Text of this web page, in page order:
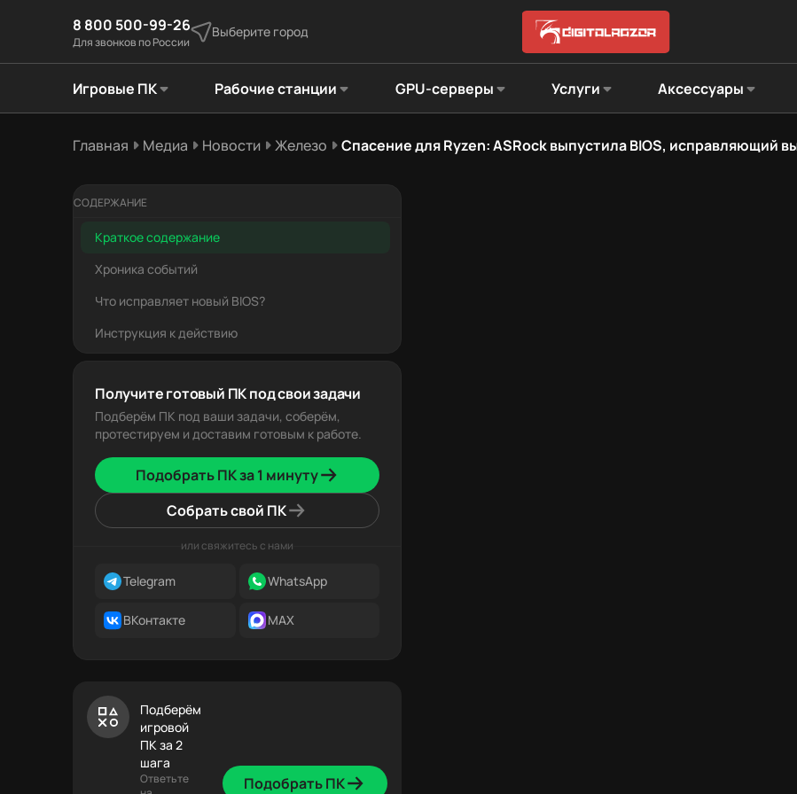
8 800 500-99-26
Для звонков по России
Выберите город
Игровые ПК Рабочие станции GPU-серверы Услуги Аксессуары
Главная Медиа Новости Железо Спасение для Ryzen: ASRock выпустила BIOS, исправляющий
СОДЕРЖАНИЕ
Краткое содержание
Хроника событий
Что исправляет новый BIOS?
Инструкция к действию
Получите готовый ПК под свои задачи
Подберём ПК под ваши задачи, соберём,
протестируем и доставим готовым к работе.
Подобрать ПК за 1 минуту
Собрать свой ПК
или свяжитесь с нами
Telegram WhatsApp
ВКонтакте MAX
Подберём
игровой
ПК за 2
шага
Ответьте
Подобрать ПК